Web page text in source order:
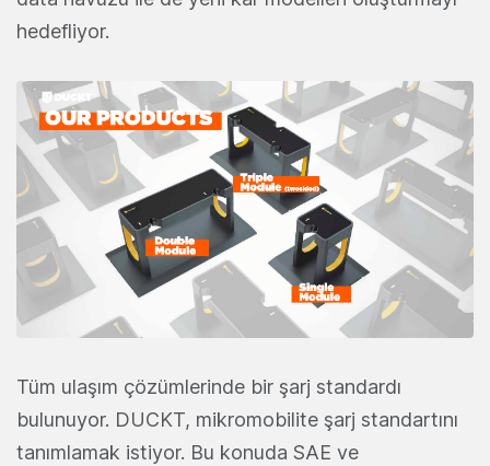
hedefliyor.
Tüm ulaşım çözümlerinde bir şarj standardı
bulunuyor. DUCKT, mikromobilite şarj standartını
tanımlamak istiyor. Bu konuda SAE ve